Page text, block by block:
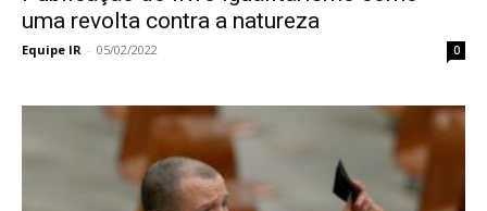
uma revolta contra a natureza
Equipe IR - 05/02/2022 0